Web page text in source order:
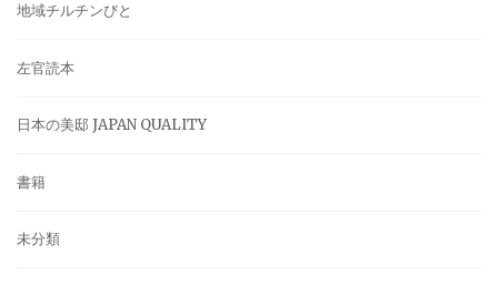
地域チルチンびと
左官読本
日本の美邸 JAPAN QUALITY
書籍
未分類